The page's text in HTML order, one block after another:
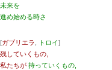
未来を
進め始める時さ
[ガブリエラ トロイ]
残していくもの,
私たちが 持っていくもの,